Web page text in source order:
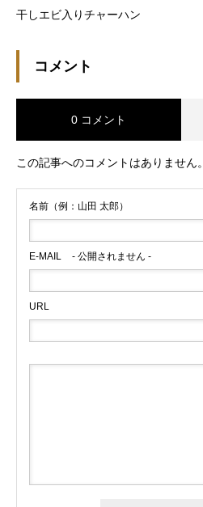
干しエビ入りチャーハン
コメント
0 コメント
この記事へのコメントはありません。
名前（例：山田 太郎）
E-MAIL - 公開されません -
URL